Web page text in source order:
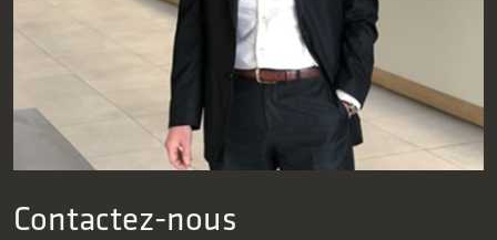
Contactez-nous